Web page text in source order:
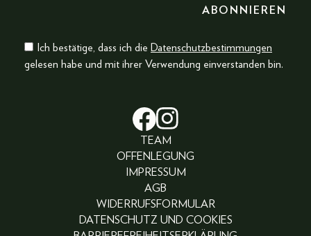
Ich bestätige, dass ich die Datenschutzbestimmungen
gelesen habe und mit ihrer Verwendung einverstanden bin.
TEAM
OFFENLEGUNG
IMPRESSUM
AGB
WIDERRUFSFORMULAR
DATENSCHUTZ UND COOKIES